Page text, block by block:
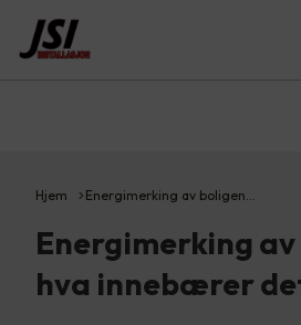
Hjem Energimerking av boligen…
Energimerking
hva innebærer